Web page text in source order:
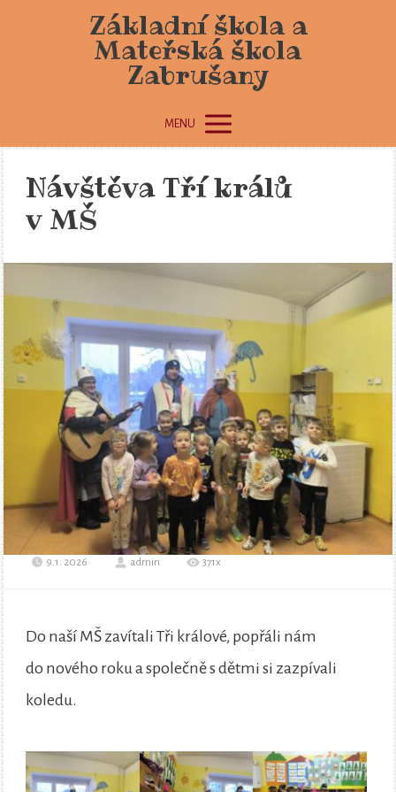
Základní škola a
Mateřská škola
Zabrušany
MENU
Návštěva Tří králů
v MŠ
9.1. 2026 admin 371x
Do naší MŠ zavítali Tři králové, popřáli nám
do nového roku a společně s dětmi si zazpívali
koledu.